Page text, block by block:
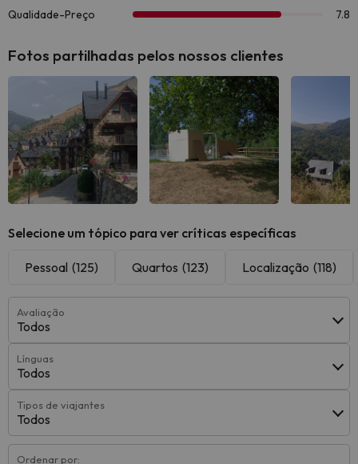
Fotos partilhadas pelos nossos clientes
Selecione um tópico para ver críticas específicas
Pessoal (125) Quartos (123) Localização (118)
Avaliação
Todos
Línguas
Todos
Tipos de viajantes
Todos
Ordenar por: